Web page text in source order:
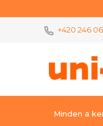
+420 246
Minden a